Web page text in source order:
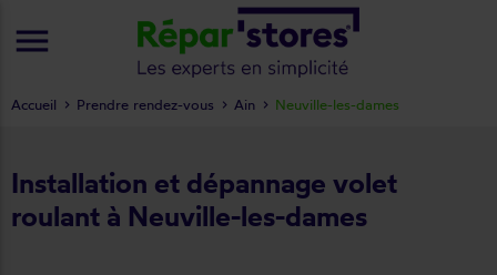
Installation et dépannage volet
roulant à Neuville-les-dames
Accueil Prendre rendez-vous Ain Neuville-les-dames
menu